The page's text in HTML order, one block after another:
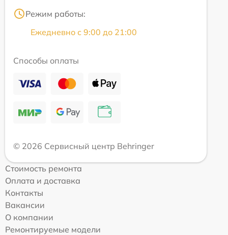
Режим работы:
Ежедневно с 9:00 до 21:00
Способы оплаты
© 2026 Сервисный центр Behringer
Стоимость ремонта
Оплата и доставка
Контакты
Вакансии
О компании
Ремонтируемые модели